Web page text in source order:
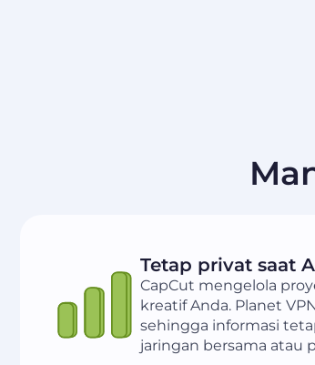
Tetap privat saat
CapCut mengelola
kreatif Anda. Planet
sehingga informasi
jaringan bersama atau